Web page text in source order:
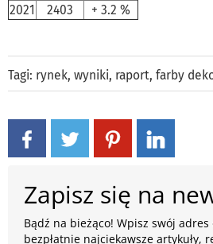
2021
2403 + 3.2 %
Tagi: rynek, wyniki, raport, farby
Zapisz się na
Bądź na bieżąco! Wpisz swój
bezpłatnie najciekawsze artykuły,